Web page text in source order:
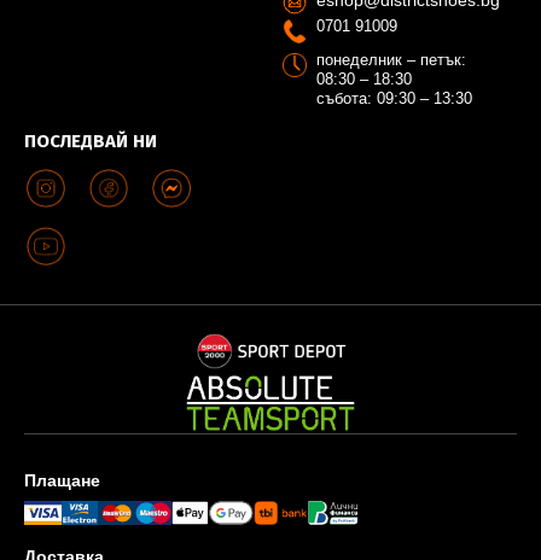
ПОСЛЕДВАЙ НИ
0701 91009
понеделник – петък:
08:30 – 18:30
събота: 09:30 – 13:30
Плащане